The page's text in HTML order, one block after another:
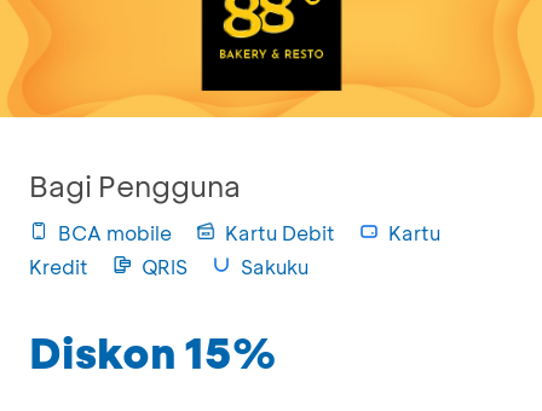
Bagi Pengguna
BCA mobile Kartu Debit
Kartu
Kredit
QRIS Sakuku
Diskon 15%